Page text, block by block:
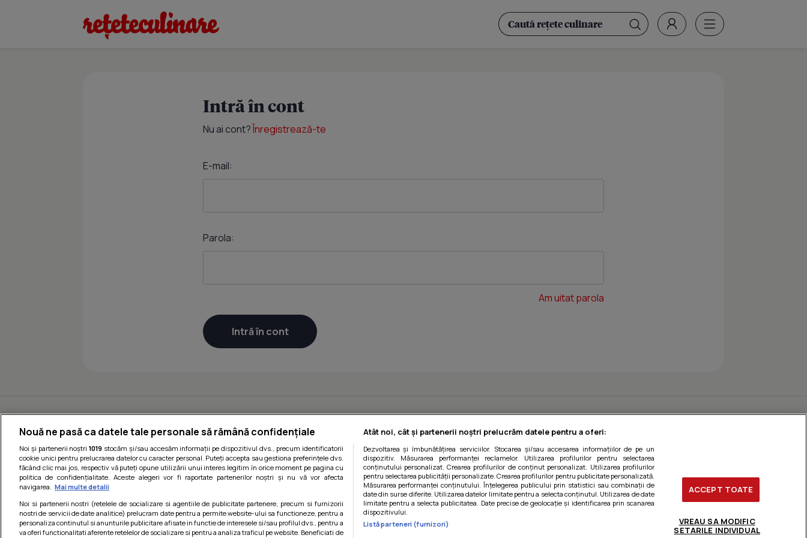
Intră în cont
Nu ai cont?Înregistrează-te
E-mail:
Parola:
Am uitat parola
Nouă ne pasă ca datele tale personale să rămână confidențiale
Noi și partenerii noștri1019 stocăm și/sau accesăm informații pe dispozitivul dvs., precum identificatorii
cookie unici pentru prelucrarea datelor cu caracter personal. Puteți accepta sau gestiona preferințele dvs.
făcând clic mai jos, respectiv vă puteți opune utilizării unui interes legitim în orice moment pe pagina cu
politica de confidențialitate. Aceste alegeri vor fi raportate partenerilor noștri și nu vă vor afecta
navigarea. Mai multe detalii
Noi si partenerii nostri (retelele de socializare si agentiile de publicitate partenere, precum si furnizorii
nostri de servicii de date analitice) prelucram date pentru a permite website-ului sa functioneze, pentru a
personaliza continutul si anunturile publicitare afisate in functie de interesele si/sau profilul dvs., pentru a
va oferi functionalitati aferente retelelor de socializare si pentru a analiza traficul pe website. Beneficiati de
Atât noi, cât și partenerii noștri prelucrăm datele pentru a oferi:
Dezvoltarea și îmbunătățirea serviciilor. Stocarea și/sau accesarea informațiilor de pe un
dispozitiv. Măsurarea performanței reclamelor. Utilizarea profilurilor pentru selectarea
conținutului personalizat. Crearea profilurilor de conținut personalizat. Utilizarea profilurilor
pentru selectarea publicității personalizate. Crearea profilurilor pentru publicitate personalizată.
Măsurarea performanței conținutului. Înțelegerea publicului prin statistici sau combinații de
date din surse diferite. Utilizarea datelor limitate pentru a selecta conținutul. Utilizarea de date
limitate pentru a selecta publicitatea. Date precise de geolocație și identificarea prin scanarea
dispozitivului.
Listă parteneri (furnizori)
ACCEPT TOATE
VREAU SA MODIFIC
SETARILE INDIVIDUAL